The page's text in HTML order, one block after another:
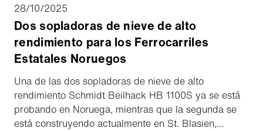
28/10/2025
Dos sopladoras de nieve de alto
rendimiento para los Ferrocarriles
Estatales Noruegos
Una de las dos sopladoras de nieve de alto
rendimiento Schmidt Beilhack HB 1100S ya se está
probando en Noruega, mientras que la segunda se
está construyendo actualmente en St. Blasien,